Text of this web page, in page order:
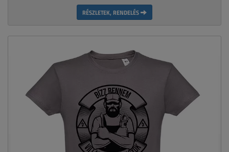
RÉSZLETEK, RENDELÉS